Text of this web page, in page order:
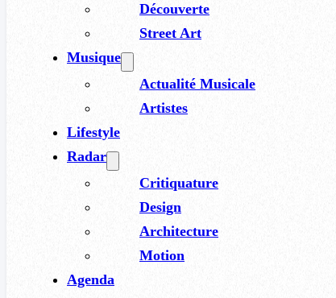
Découverte
Street Art
Musique
Actualité Musicale
Artistes
Lifestyle
Radar
Critiquature
Design
Architecture
Motion
Agenda